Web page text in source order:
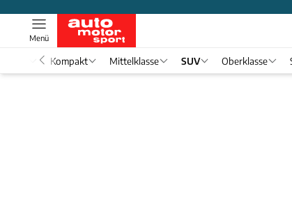
Menü
Kompakt Mittelklasse SUV Oberklasse